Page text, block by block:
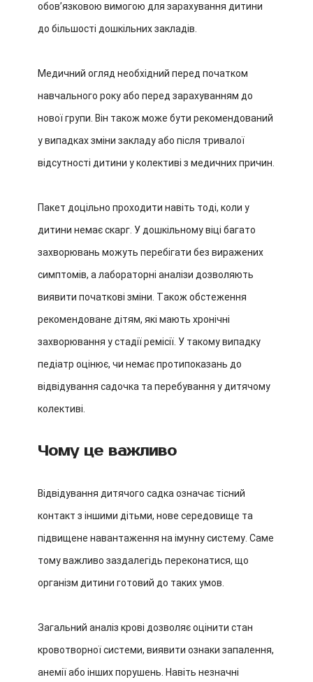
обовʼязковою вимогою для зарахування дитини
до більшості дошкільних закладів.
Медичний огляд необхідний перед початком
навчального року або перед зарахуванням до
нової групи. Він також може бути рекомендований
у випадках зміни закладу або після тривалої
відсутності дитини у колективі з медичних причин.
Пакет доцільно проходити навіть тоді, коли у
дитини немає скарг. У дошкільному віці багато
захворювань можуть перебігати без виражених
симптомів, а лабораторні аналізи дозволяють
виявити початкові зміни. Також обстеження
рекомендоване дітям, які мають хронічні
захворювання у стадії ремісії. У такому випадку
педіатр оцінює, чи немає протипоказань до
відвідування садочка та перебування у дитячому
колективі.
Чому це важливо
Відвідування дитячого садка означає тісний
контакт з іншими дітьми, нове середовище та
підвищене навантаження на імунну систему. Саме
тому важливо заздалегідь переконатися, що
організм дитини готовий до таких умов.
Загальний аналіз крові дозволяє оцінити стан
кровотворної системи, виявити ознаки запалення,
анемії або інших порушень. Навіть незначні